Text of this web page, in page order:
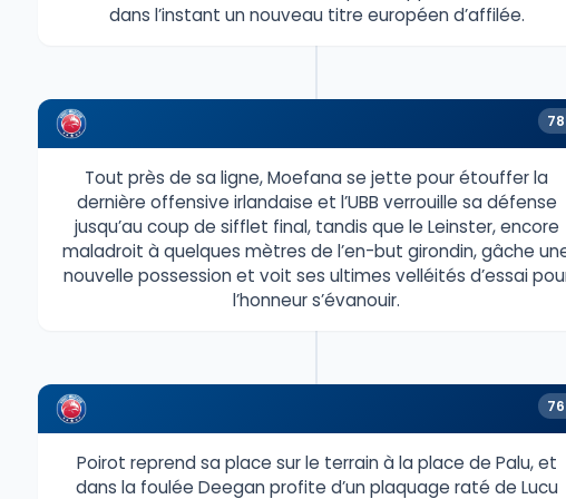
dans l’instant un nouveau titre européen d’affilée.
Tout près de sa ligne, Moefana se jette pour étouffer la
dernière offensive irlandaise et l’UBB verrouille sa défense
jusqu’au coup de sifflet final, tandis que le Leinster, encore
maladroit à quelques mètres de l’en-but girondin, gâche
nouvelle possession et voit ses ultimes velléités d’essai
l’honneur s’évanouir.
Poirot reprend sa place sur le terrain à la place de Palu, et
dans la foulée Deegan profite d’un plaquage raté de Lucu